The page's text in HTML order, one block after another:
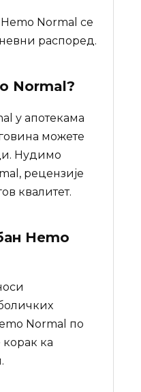
Normal се
распоред.
Normal?
у апотекама
можете
Нудимо
рецензије
квалитет.
Hemo
Normal по
корак ка